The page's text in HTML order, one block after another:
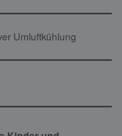
Umluftkühlung